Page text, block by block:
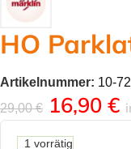
HO
Artikelnummer: 10-
29,00€ 16,90 €
1 vorrätig